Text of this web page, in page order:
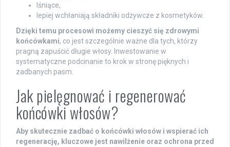
lśniące,
lepiej wchłaniają składniki odżywcze z kosmetyków.
Dzięki temu procesowi możemy cieszyć się zdrowymi
końcówkami, co jest szczególnie ważne dla tych, którzy
pragną zapuścić długie włosy. Inwestowanie w
systematyczne podcinanie to krok w stronę pięknych i
zadbanych pasm.
Jak pielęgnować i regenerować
końcówki włosów?
Aby skutecznie zadbać o końcówki włosów i wspierać ich
regenerację, kluczowe jest nawilżenie oraz ochrona przed